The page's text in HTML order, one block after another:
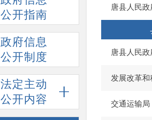
公开指南
政府信息
公开制度
法定主动
公开内容
唐县人民政
唐县人民
发展改革
交通运输局